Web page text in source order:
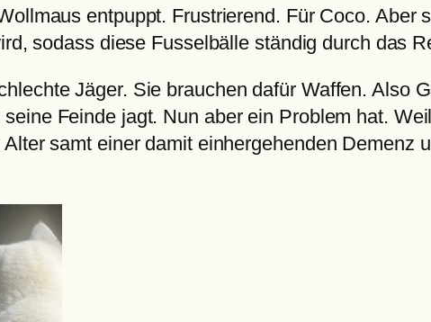
entpuppt. Frustrierend. Für Coco. Aber
sodass diese Fusselbälle ständig durch das
Jäger. Sie brauchen dafür Waffen. Also
Feinde jagt. Nun aber ein Problem hat.
samt einer damit einhergehenden Demenz